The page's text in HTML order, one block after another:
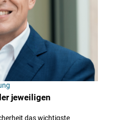
jeweiligen
das wichtigste